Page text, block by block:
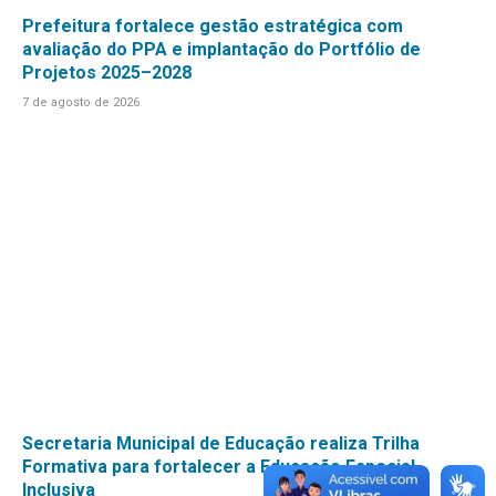
Prefeitura fortalece gestão estratégica com
avaliação do PPA e implantação do Portfólio de
Projetos 2025–2028
7 de agosto de 2026
Secretaria Municipal de Educação realiza Trilha
Formativa para fortalecer a Educação Especial
Inclusiva